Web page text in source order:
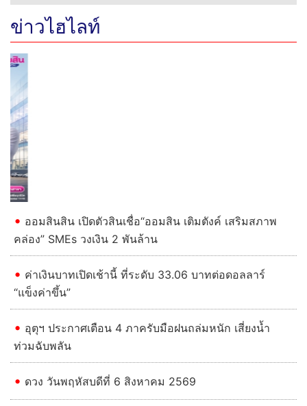
ข่าวไฮไลท์
ออมสินสิน เปิดตัวสินเชื่อ“ออมสิน เติมตังค์ เสริมสภาพ
คล่อง” SMEs วงเงิน 2 พันล้าน
ค่าเงินบาทเปิดเช้านี้ ที่ระดับ 33.06 บาทต่อดอลลาร์
“แข็งค่าขึ้น”
อุตุฯ ประกาศเตือน 4 ภาครับมือฝนถล่มหนัก เสี่ยงน้ำ
ท่วมฉับพลัน
ดวง วันพฤหัสบดีที่ 6 สิงหาคม 2569